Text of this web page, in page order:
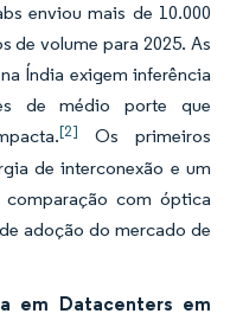
enviou mais de 10.000
de volume para 2025. As
Índia exigem inferência
de médio porte que
[2]
Os primeiros
de interconexão e um
com óptica
adoção do mercado de
em Datacenters em